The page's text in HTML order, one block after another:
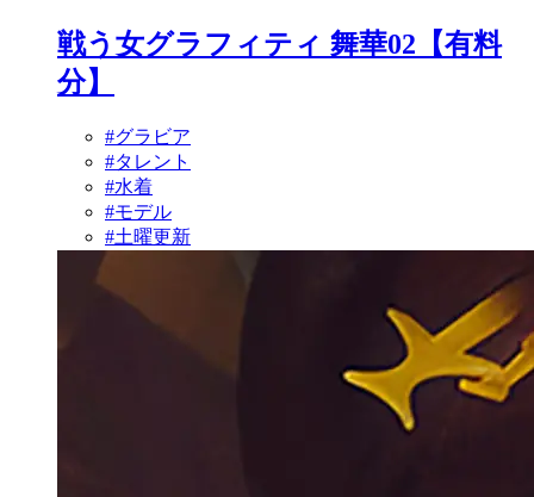
戦う女グラフィティ 舞華02【有料
分】
#グラビア
#タレント
#水着
#モデル
#土曜更新